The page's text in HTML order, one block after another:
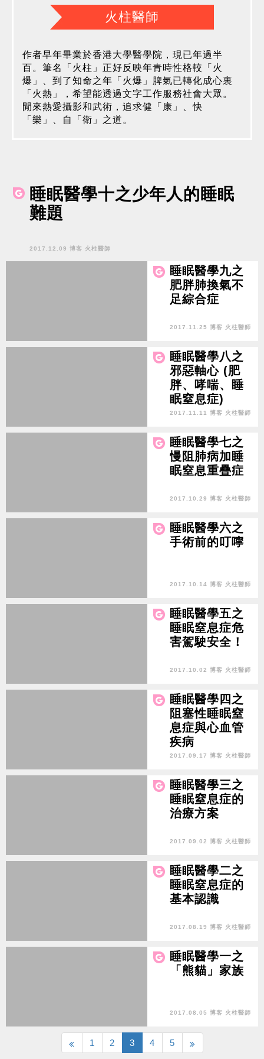
火柱醫師
作者早年畢業於香港大學醫學院，現已年過半
百。筆名「火柱」正好反映年青時性格較「火
爆」、到了知命之年「火爆」脾氣已轉化成心裏
「火熱」，希望能透過文字工作服務社會大眾。
閒來熱愛攝影和武術，追求健「康」、快
「樂」、自「衛」之道。
睡眠醫學十之少年人的睡眠
難題
2017.12.09 博客 火柱醫師
睡眠醫學九之
肥胖肺換氣不
足綜合症
2017.11.25 博客 火柱醫師
睡眠醫學八之
邪惡軸心 (肥
胖、哮喘、睡
眠窒息症)
2017.11.11 博客 火柱醫師
睡眠醫學七之
慢阻肺病加睡
眠窒息重疊症
2017.10.29 博客 火柱醫師
睡眠醫學六之
手術前的叮嚀
2017.10.14 博客 火柱醫師
睡眠醫學五之
睡眠窒息症危
害駕駛安全！
2017.10.02 博客 火柱醫師
睡眠醫學四之
阻塞性睡眠窒
息症與心血管
疾病
2017.09.17 博客 火柱醫師
睡眠醫學三之
睡眠窒息症的
治療方案
2017.09.02 博客 火柱醫師
睡眠醫學二之
睡眠窒息症的
基本認識
2017.08.19 博客 火柱醫師
睡眠醫學一之
「熊貓」家族
2017.08.05 博客 火柱醫師
1 2 3 4 5